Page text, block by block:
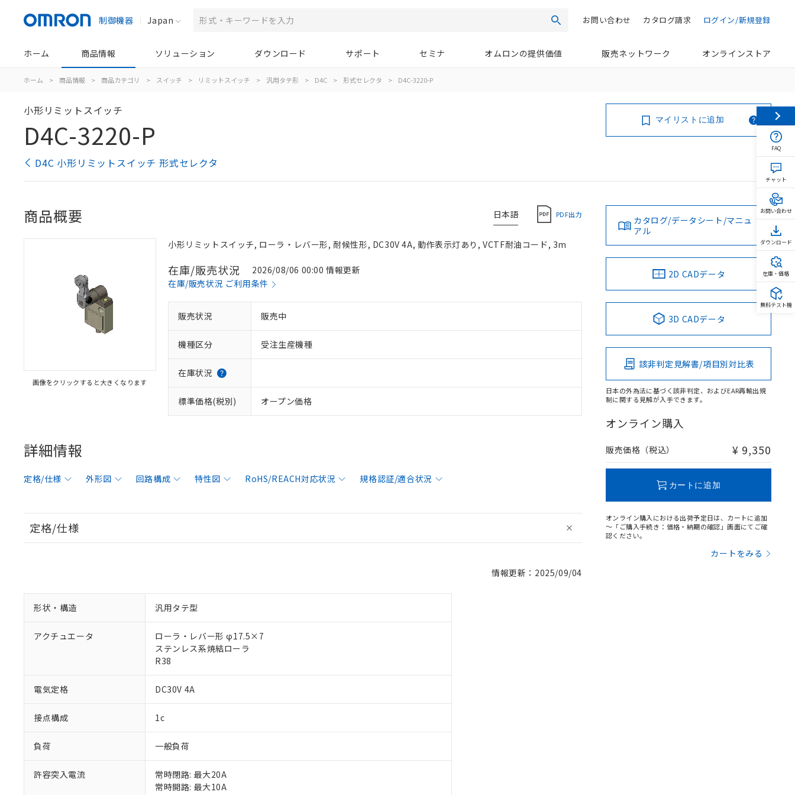
制御機器 Japan 検索 ログイン/新規登録
カタログ請求
お問い合わせ
ホーム 商品情報 ソリューション ダウンロード サポート セミナ オムロンの提供価値 販売ネットワーク オンラインストア
ホーム > 商品情報 > 商品カテゴリ > スイッチ > リミットスイッチ > 汎用タテ形 > D4C > 形式セレクタ > D4C-3220-P
小形リミットスイッチ
D4C-3220-P
D4C 小形リミットスイッチ 形式セレクタ
マイリストに追加
日本語 PDF出力
商品概要
画像をクリックすると大きくなります
小形リミットスイッチ, ローラ・レバー形, 耐候性形, DC30V 4A, 動作表示灯あり, VCTF耐油コード, 3m
在庫/販売状況
2026/08/06 00:00 情報更新
在庫/販売状況 ご利用条件
販売状況 販売中
機種区分 受注生産機種
在庫状況
標準価格(税別) オープン価格
詳細情報
定格/仕様 外形図 回路構成 特性図 RoHS/REACH対応状況 規格認証/適合状況
定格/仕様
情報更新：2025/09/04
形状・構造 汎用タテ型
アクチュエータ
ローラ・レバー形 φ17.5×7
ステンレス系焼結ローラ
R38
電気定格 DC30V 4A
接点構成 1c
負荷 一般負荷
許容突入電流
常時閉路: 最大20A
常時開路: 最大10A
カタログ/データシート/マニュ
アル
2D CADデータ
3D CADデータ
該非判定見解書/項目別対比表
日本の外為法に基づく該非判定、およびEAR再輸出規
制に関する見解が入手できます。
オンライン購入
販売価格（税込） ¥ 9,350
カートに追加
オンライン購入における出荷予定日は、カートに追加
～「ご購入手続き：価格・納期の確認」画面にてご確
認ください。
カートをみる
FAQ
チャット
お問い合わせ
ダウンロード
在庫・価格
無料テスト機